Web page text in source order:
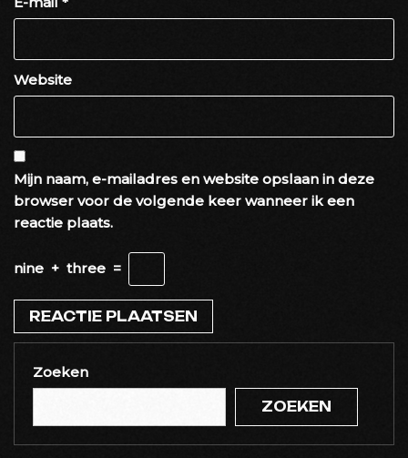
Website
Mijn naam, e-mailadres en website opslaan in deze
browser voor de volgende keer wanneer ik een
reactie plaats.
nine + three =
Zoeken
ZOEKEN